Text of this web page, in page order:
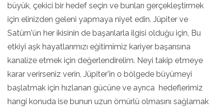
büyük, çekici bir hedef seçin ve bunları gerçekleştirmek
için elinizden geleni yapmaya niyet edin. Jüpiter ve
Satürn'ün her ikisinin de başarılarla ilgisi olduğu için, Bu
etkiyi aşk hayatlarımızı eğitimimiz kariyer başarısına
kanalize etmek için değerlendirelim. Neyi takip etmeye
karar verirseniz verin, Jüpiter'in o bölgede büyümeyi
başlatmak için hızlanan gücüne ve ayrıca hedeflerimiz
hangi konuda ise bunun uzun ömürlü olmasını sağlamak